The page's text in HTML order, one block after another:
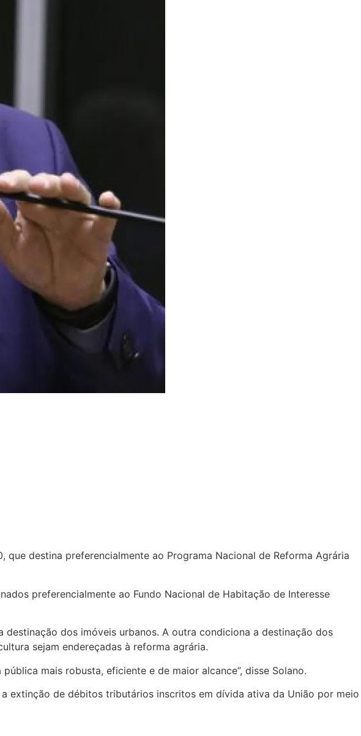
destina preferencialmente ao Programa Nacional de Reforma Agrária
preferencialmente ao Fundo Nacional de Habitação de Interesse
dos imóveis urbanos. A outra condiciona a destinação dos
sejam endereçadas à reforma agrária.
mais robusta, eficiente e de maior alcance”, disse Solano.
extinção de débitos tributários inscritos em dívida ativa da União por meio